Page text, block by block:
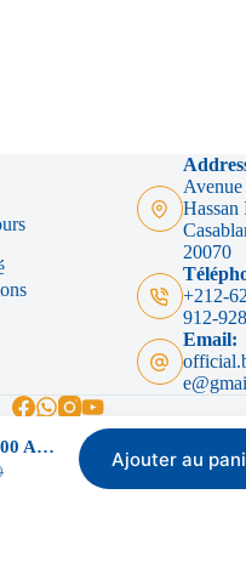
Avenue
Hassan
20070
+212-
912-928
Email:
- Tous droits réservés
Poste à Souder 500 Amp – Makute
Ajouter au